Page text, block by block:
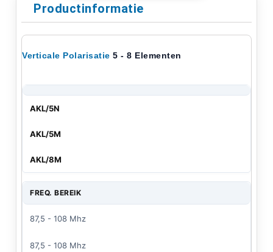
Productinformatie
Verticale Polarisatie 5 - 8 Elementen
AKL/5N
AKL/5M
AKL/8M
FREQ. BEREIK
87,5 - 108 Mhz
87,5 - 108 Mhz